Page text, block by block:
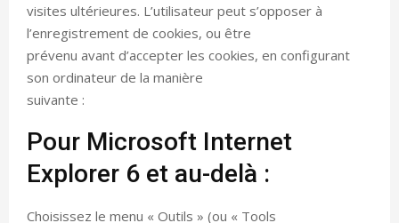
visites ultérieures. L’utilisateur peut s’opposer à
l’enregistrement de cookies, ou être
prévenu avant d’accepter les cookies, en configurant
son ordinateur de la manière
suivante :
Pour Microsoft Internet
Explorer 6 et au-delà :
Choisissez le menu « Outils » (ou « Tools